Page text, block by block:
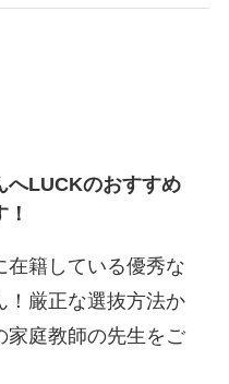
へLUCKのおすすめ
在籍している優秀な
！厳正な選抜方法か
家庭教師の先生をご